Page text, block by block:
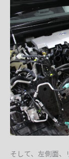
そして、左側面、